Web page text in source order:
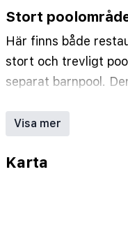
Stort
Här finns både
stort och trevligt
separat barnpool.
Visa mer
Karta